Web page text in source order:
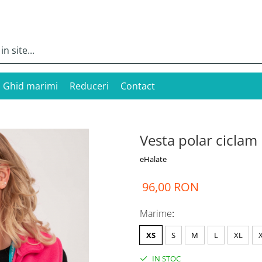
Ghid marimi Reduceri Contact
Vesta polar ciclam
eHalate
96,00 RON
Marime:
XS S M L XL
IN STOC